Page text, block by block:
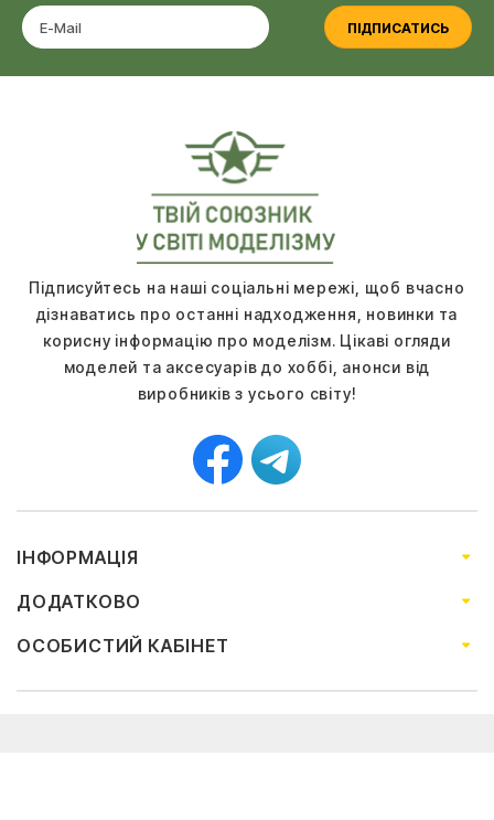
ПІДПИСАТИСЬ
Підписуйтесь на наші соціальні мережі, щоб вчасно
дізнаватись про останні надходження, новинки та
корисну інформацію про моделізм. Цікаві огляди
моделей та аксесуарів до хоббі, анонси від
виробників з усього світу!
ІНФОРМАЦІЯ
ДОДАТКОВО
ОСОБИСТИЙ КАБІНЕТ